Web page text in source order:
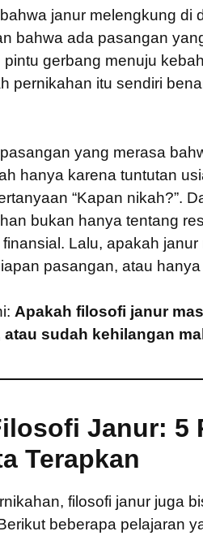
janur melengkung di
bahwa ada pasangan
pintu gerbang menuju
pernikahan itu sendiri
yang merasa
hanya karena tuntutan
“Kapan nikah?”.
bukan hanya tentang
Lalu, apakah
pasangan, atau
Apakah filosofi janur
sudah kehilangan
Janur: 5
Terapkan
filosofi janur juga
beberapa pelajaran